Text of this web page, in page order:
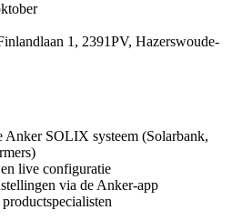
1, 2391PV, Hazerswoude-
SOLIX systeem (Solarbank,
live configuratie
via de Anker-app